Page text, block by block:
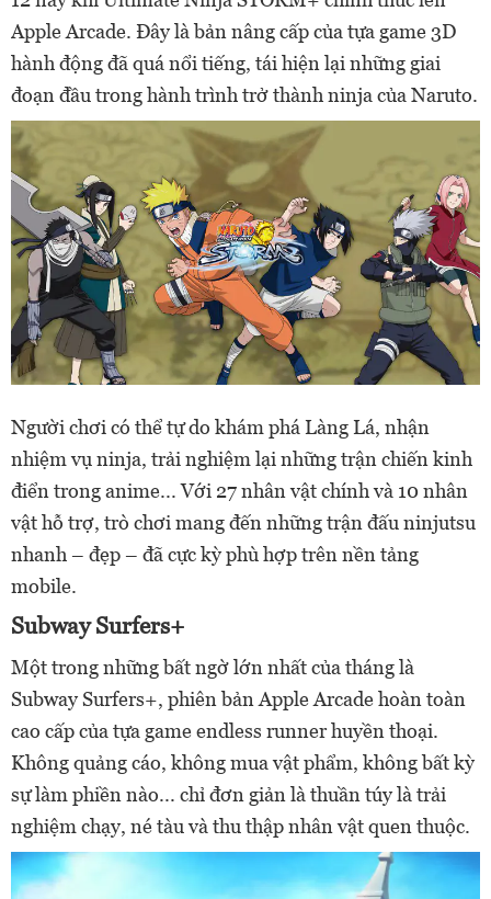
Apple Arcade. Đây là bản nâng cấp của tựa game 3D
hành động đã quá nổi tiếng, tái hiện lại những giai
đoạn đầu trong hành trình trở thành ninja của Naruto.
Người chơi có thể tự do khám phá Làng Lá, nhận
nhiệm vụ ninja, trải nghiệm lại những trận chiến kinh
điển trong anime... Với 27 nhân vật chính và 10 nhân
vật hỗ trợ, trò chơi mang đến những trận đấu ninjutsu
nhanh – đẹp – đã cực kỳ phù hợp trên nền tảng
mobile.
Subway Surfers+
Một trong những bất ngờ lớn nhất của tháng là
Subway Surfers+, phiên bản Apple Arcade hoàn toàn
cao cấp của tựa game endless runner huyền thoại.
Không quảng cáo, không mua vật phẩm, không bất kỳ
sự làm phiền nào... chỉ đơn giản là thuần túy là trải
nghiệm chạy, né tàu và thu thập nhân vật quen thuộc.